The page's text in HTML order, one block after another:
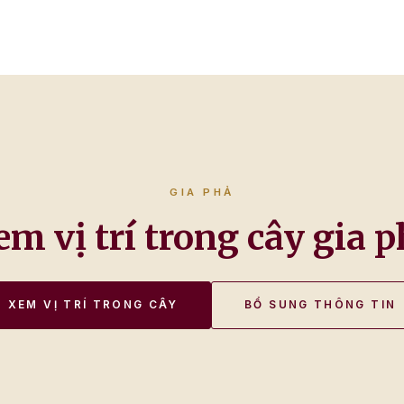
GIA PHẢ
vị trí trong cây gia
XEM VỊ TRÍ TRONG CÂY BỔ SUNG THÔNG TIN